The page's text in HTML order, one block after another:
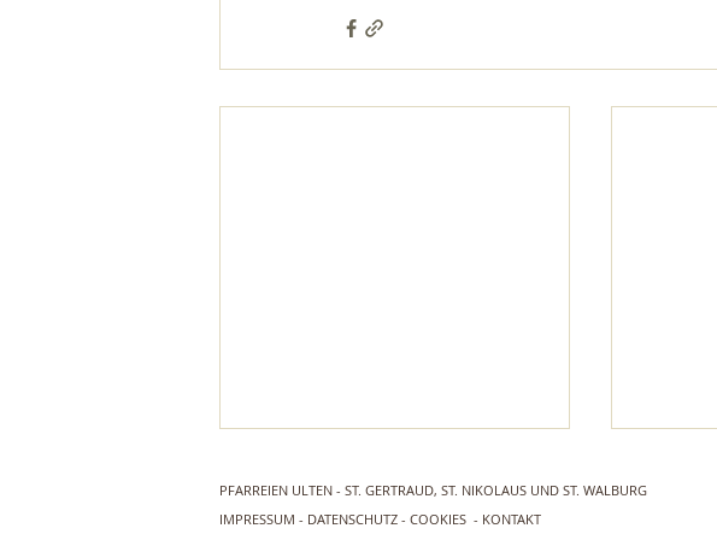
PFARREIEN ULTEN - ST. GERTRAUD, ST. NIKOLAUS UND ST. WALBURG
IMPRESSUM - DATENSCHUTZ - COOKIES - KONTAKT